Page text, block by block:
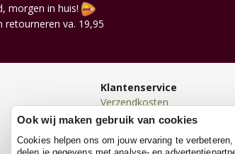
morgen in huis!
retourneren va. 19,95
Klantenservice
Verzendkosten
Bezorgen
Betalen
Ook wij maken gebruik van cookies
Cookies helpen ons om jouw ervaring te